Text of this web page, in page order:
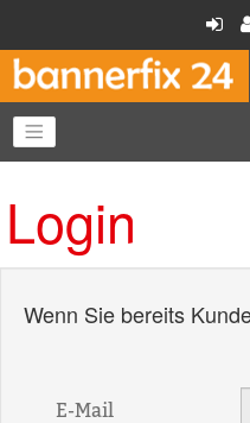
Navigation anzeigen
Login
Wenn Sie bereits
E-Mail